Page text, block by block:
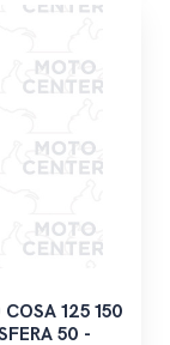
125 150
50 -